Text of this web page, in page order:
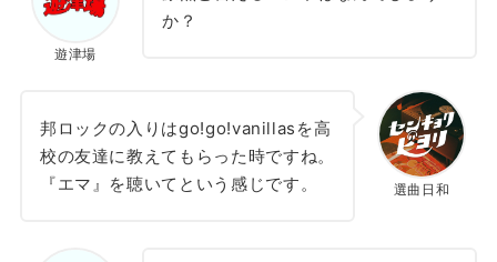
遊津場
か？
選曲日和
邦ロックの入りはgo!go!vanillasを高
校の友達に教えてもらった時ですね。
『エマ』を聴いてという感じです。